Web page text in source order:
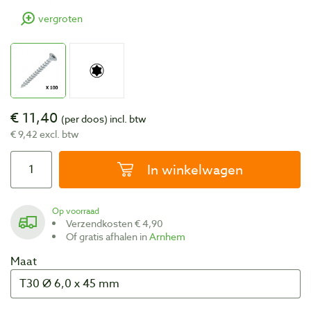
vergroten
€ 11,40 (per doos) incl. btw
€ 9,42 excl. btw
In winkelwagen
Op voorraad
Verzendkosten € 4,90
Of gratis afhalen inArnhem
Maat